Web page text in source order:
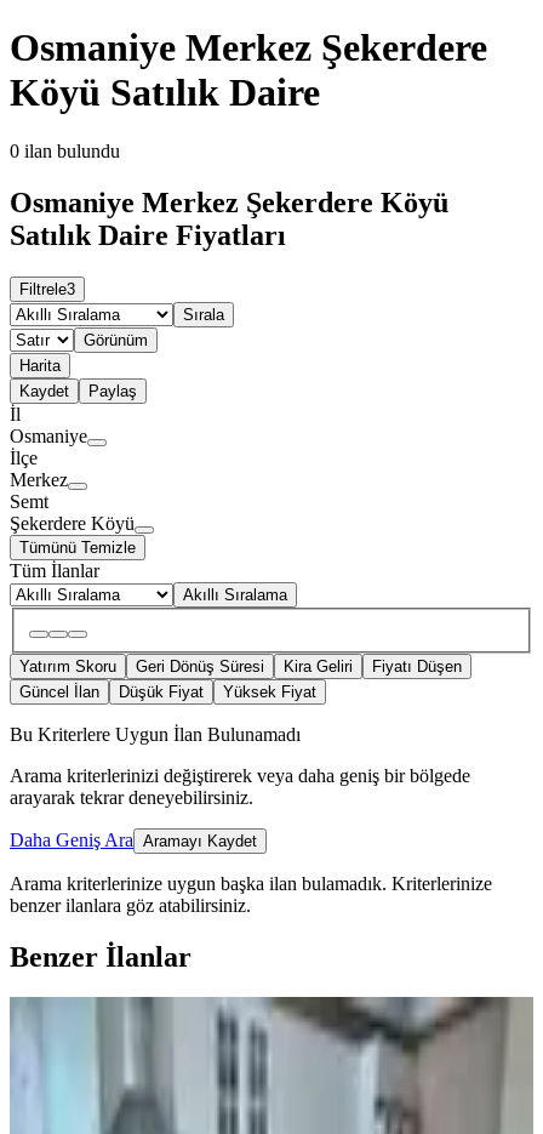
Osmaniye Merkez Şekerdere
Köyü Satılık Daire
0 ilan bulundu
Osmaniye Merkez Şekerdere Köyü
Satılık Daire Fiyatları
Filtrele3
Sırala
Görünüm
Harita
Kaydet
Paylaş
İl
Osmaniye
İlçe
Merkez
Semt
Şekerdere Köyü
Tümünü Temizle
Tüm İlanlar
Akıllı Sıralama
Yatırım Skoru Geri Dönüş Süresi Kira Geliri
Fiyatı Düşen
Güncel İlan
Düşük Fiyat Yüksek Fiyat
Bu Kriterlere Uygun İlan Bulunamadı
Arama kriterlerinizi değiştirerek veya daha geniş bir bölgede
arayarak tekrar deneyebilirsiniz.
Daha Geniş Ara Aramayı Kaydet
Arama kriterlerinize uygun başka ilan bulamadık. Kriterlerinize
benzer ilanlara göz atabilirsiniz.
Benzer İlanlar
Final Emlaktan Avm Civarı Satılık
3+1 Daire
Merkez, M.akif Ersoy Mahallesi